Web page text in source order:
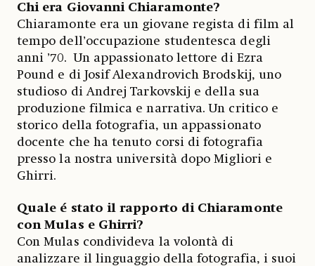
Chi era Giovanni Chiaramonte?
Chiaramonte era un giovane regista di film al
tempo dell’occupazione studentesca degli
anni ’70. Un appassionato lettore di Ezra
Pound e di Josif Alexandrovich Brodskij, uno
studioso di Andrej Tarkovskij e della sua
produzione filmica e narrativa. Un critico e
storico della fotografia, un appassionato
docente che ha tenuto corsi di fotografia
presso la nostra università dopo Migliori e
Ghirri.
Quale é stato il rapporto di Chiaramonte
con Mulas e Ghirri?
Con Mulas condivideva la volontà di
analizzare il linguaggio della fotografia, i suoi